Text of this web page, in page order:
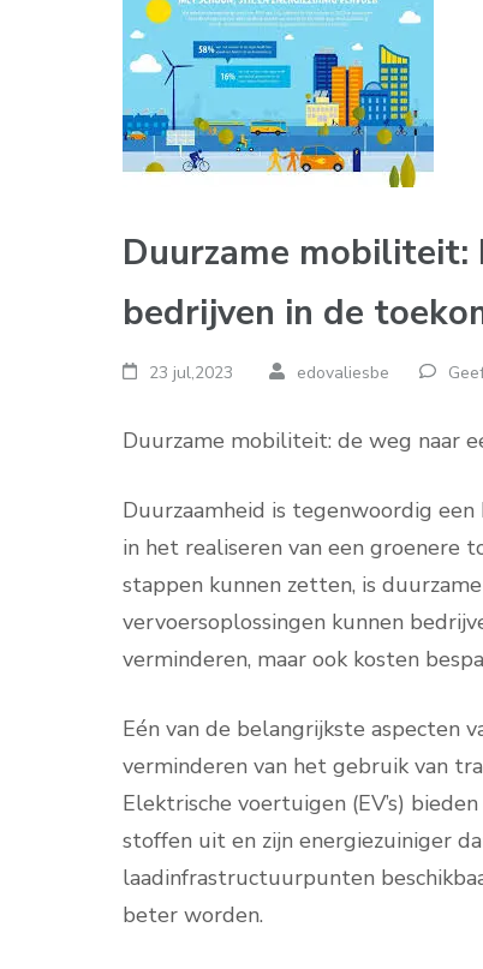
Duurzame
bedrijven in de
23 jul,2023 edovaliesbe
Duurzame mobiliteit: de weg naar
Duurzaamheid is tegenwoordig
in het realiseren van een groenere
stappen kunnen zetten, is
vervoersoplossingen kunnen
verminderen, maar ook kosten
Eén van de belangrijkste aspecten
verminderen van het gebruik van
Elektrische voertuigen (EV’s)
stoffen uit en zijn energiezuiniger
laadinfrastructuurpunten
beter worden.